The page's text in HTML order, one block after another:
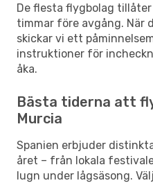
De flesta flygbolag
timmar före avgång. När
skickar vi ett
instruktioner för
åka.
Bästa tiderna att
Murcia
Spanien erbjuder
året – från lokala
lugn under lågsäsong.